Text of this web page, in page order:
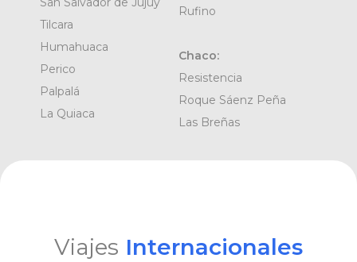
Tilcara
Humahuaca
Perico
Palpalá
La Quiaca
Rufino
Chaco:
Resistencia
Roque Sáenz Peña
Las Breñas
Viajes Internacionales